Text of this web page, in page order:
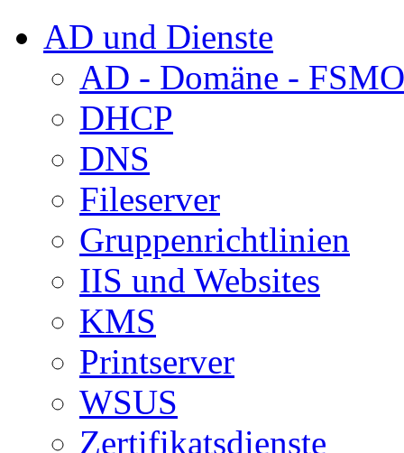
AD und Dienste
AD - Domäne - FSMO
DHCP
DNS
Fileserver
Gruppenrichtlinien
IIS und Websites
KMS
Printserver
WSUS
Zertifikatsdienste